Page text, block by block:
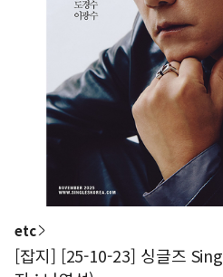
etc
[잡지] [25-10-23] 싱글즈